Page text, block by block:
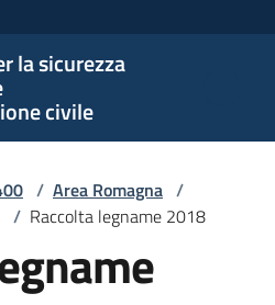
la sicurezza
civile
/ Area Romagna /
/ Raccolta legname 2018